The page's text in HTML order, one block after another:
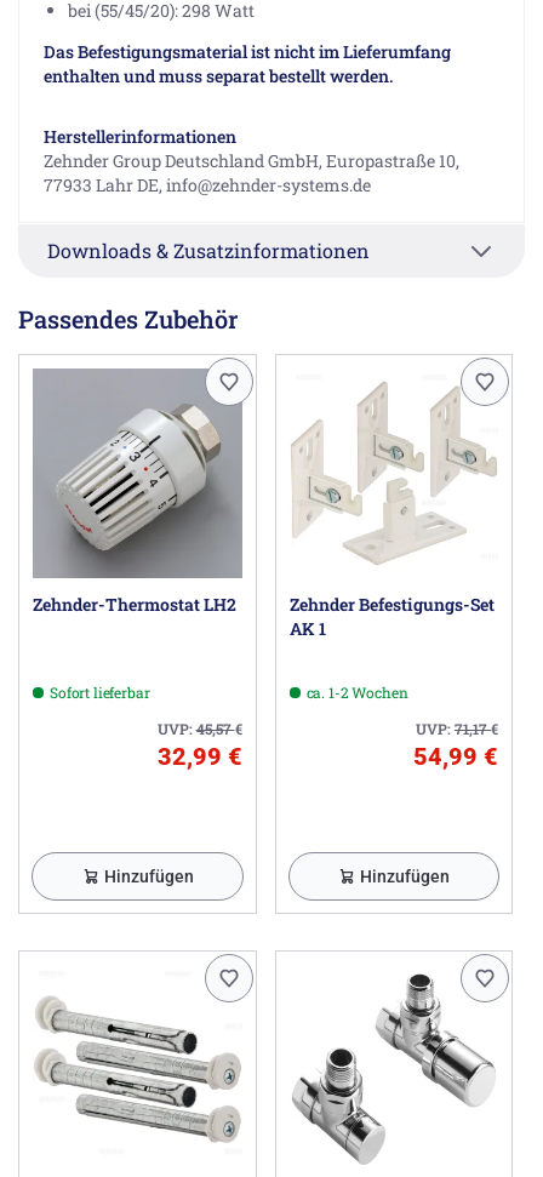
bei (55/45/20): 298 Watt
Das Befestigungsmaterial ist nicht im Lieferumfang
enthalten und muss separat bestellt werden.
Herstellerinformationen
Zehnder Group Deutschland GmbH, Europastraße 10,
77933 Lahr DE, info@zehnder-systems.de
Downloads & Zusatzinformationen
Passendes Zubehör
Zehnder-Thermostat LH2
Sofort lieferbar
UVP:45,57€
32,99 €
Hinzufügen
Zehnder Befestigungs-Set
AK 1
ca. 1-2 Wochen
UVP:71,17€
54,99 €
Hinzufügen